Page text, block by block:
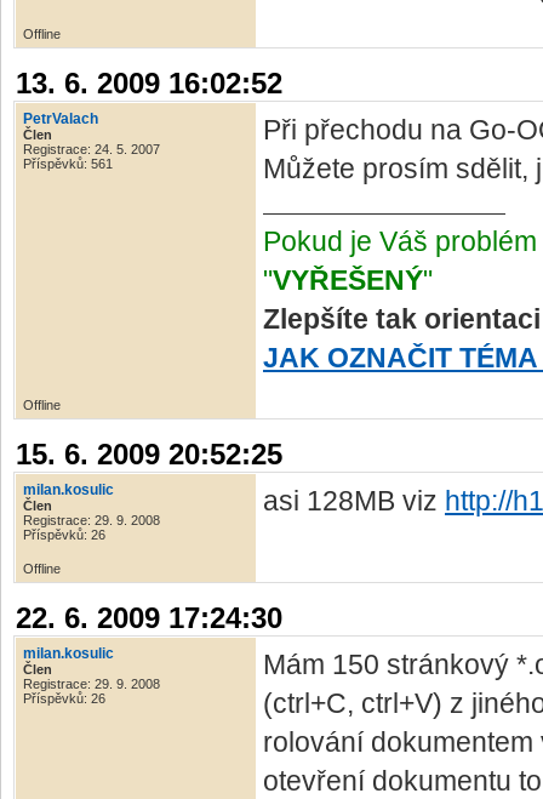
Offline
13. 6. 2009 16:02:52
PetrValach
Člen
Registrace: 24. 5. 2007
Příspěvků: 561
Při přechodu na Go-
Můžete prosím sdělit,
Pokud je Váš
"VYŘEŠENÝ"
Zlepšíte tak
JAK OZNAČIT TÉMA
Offline
15. 6. 2009 20:52:25
milan.kosulic
Člen
Registrace: 29. 9. 2008
Příspěvků: 26
asi 128MB viz http://
Offline
22. 6. 2009 17:24:30
milan.kosulic
Člen
Registrace: 29. 9. 2008
Příspěvků: 26
Mám 150 stránkový
(ctrl+C, ctrl+V) z
rolování
otevření dokumentu